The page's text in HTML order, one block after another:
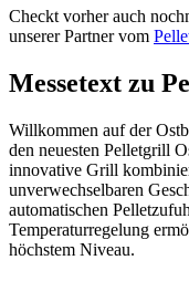
Checkt vorher auch
unserer Partner vom
Messetext zu
Willkommen auf der
den neuesten Pelletgrill
innovative Grill
unverwechselbaren
automatischen
Temperaturregelung
höchstem Niveau.